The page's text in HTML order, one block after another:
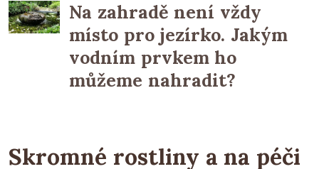
Na zahradě není vždy
místo pro jezírko. Jakým
vodním prvkem ho
můžeme nahradit?
Skromné rostliny a na péči